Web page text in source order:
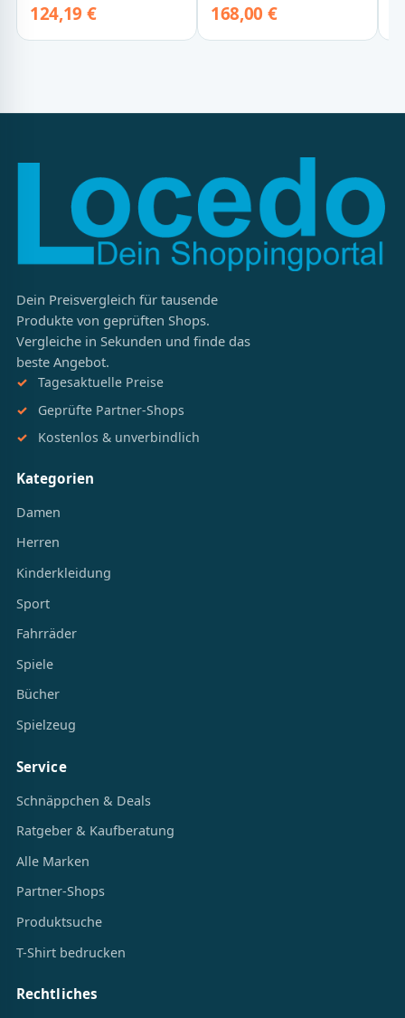
124,19 € 168,00 €
Dein Preisvergleich für tausende
Produkte von geprüften Shops.
Vergleiche in Sekunden und finde das
beste Angebot.
Tagesaktuelle Preise
Geprüfte Partner-Shops
Kostenlos & unverbindlich
Kategorien
Damen
Herren
Kinderkleidung
Sport
Fahrräder
Spiele
Bücher
Spielzeug
Service
Schnäppchen & Deals
Ratgeber & Kaufberatung
Alle Marken
Partner-Shops
Produktsuche
T-Shirt bedrucken
Rechtliches